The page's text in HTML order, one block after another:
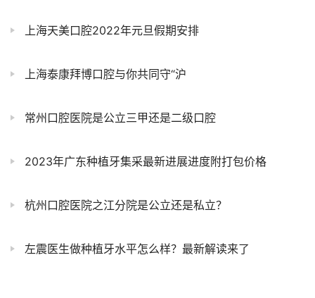
上海天美口腔2022年元旦假期安排
上海泰康拜博口腔与你共同守“沪
常州口腔医院是公立三甲还是二级口腔
2023年广东种植牙集采最新进展进度附打包价格
杭州口腔医院之江分院是公立还是私立？
左震医生做种植牙水平怎么样？最新解读来了